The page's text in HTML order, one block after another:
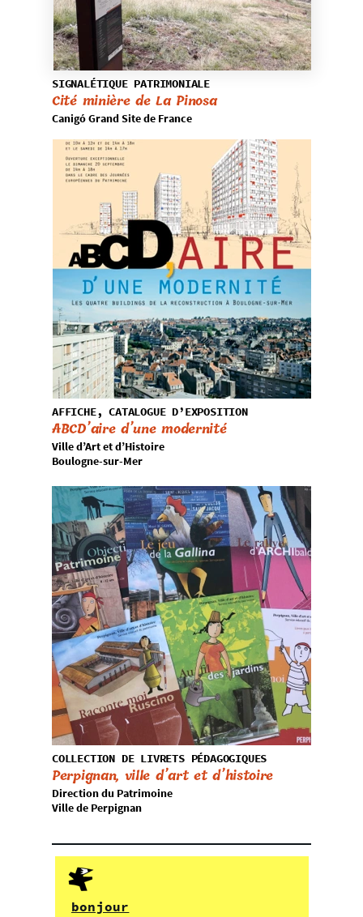
AFFICHE, CATALOGUE D’EXPOSITION
ABCD’aire d’une modernité
Ville d’Art et d’Histoire
Boulogne-sur-Mer
SIGNALÉTIQUE PATRIMONIALE
Cité minière de La Pinosa
Canigó Grand Site de France
COLLECTION DE LIVRETS PÉDAGOGIQUES
Perpignan, ville d’art et d’histoire
Direction du Patrimoine
Ville de Perpignan
bonjour